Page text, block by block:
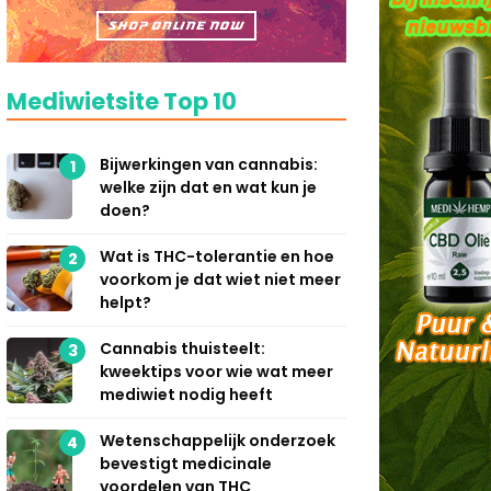
Mediwietsite Top 10
1
Bijwerkingen van cannabis:
welke zijn dat en wat kun je
doen?
2
Wat is THC-tolerantie en hoe
voorkom je dat wiet niet meer
helpt?
3
Cannabis thuisteelt:
kweektips voor wie wat meer
mediwiet nodig heeft
4
Wetenschappelijk onderzoek
bevestigt medicinale
voordelen van THC